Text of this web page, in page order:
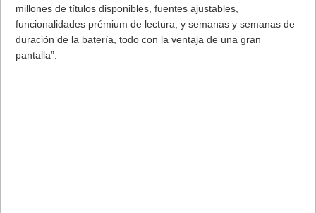
millones de títulos disponibles, fuentes ajustables,
funcionalidades prémium de lectura, y semanas y semanas de
duración de la batería, todo con la ventaja de una gran
pantalla”.